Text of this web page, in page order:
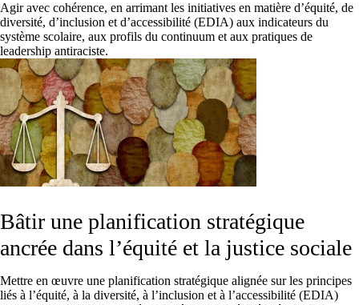
Agir avec cohérence, en arrimant les initiatives en matière d’équité, de
diversité, d’inclusion et d’accessibilité (EDIA) aux indicateurs du
système scolaire, aux profils du continuum et aux pratiques de
leadership antiraciste.
Bâtir une planification stratégique
ancrée dans l’équité et la justice sociale
Mettre en œuvre une planification stratégique alignée sur les principes
liés à l’équité, à la diversité, à l’inclusion et à l’accessibilité (EDIA)